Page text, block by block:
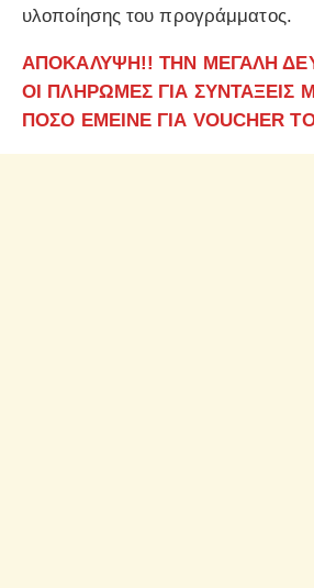
υλοποίησης του προγράμματος.
ΑΠΟΚΑΛΥΨΗ!! ΤΗΝ ΜΕΓΑΛΗ
ΟΙ ΠΛΗΡΩΜΕΣ ΓΙΑ ΣΥΝΤΑΞΕΙΣ
ΠΟΣΟ ΕΜΕΙΝΕ ΓΙΑ VOUCHER